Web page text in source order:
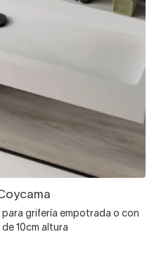
grifería empotrada o con
10cm altura